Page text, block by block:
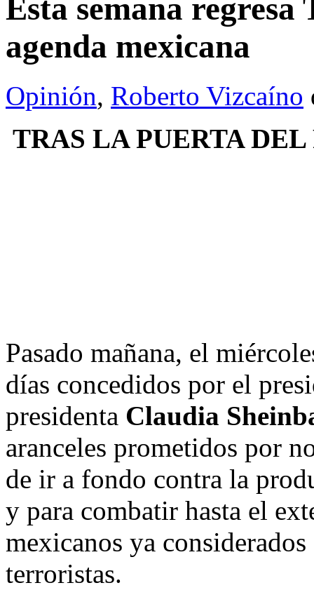
Esta semana
agenda mexicana
Opinión, Roberto Vizcaíno
TRAS LA PUERTA
Pasado mañana, el
días concedidos por el
presidenta Claudia
aranceles prometidos por
de ir a fondo contra la
y para combatir hasta el
mexicanos ya
terroristas.